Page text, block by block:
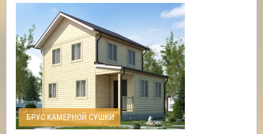
БРУС КАМЕРНОЙ СУШКИ